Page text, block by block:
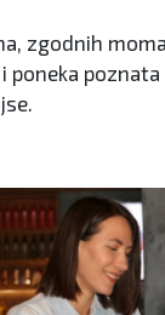
zgodnih
poneka